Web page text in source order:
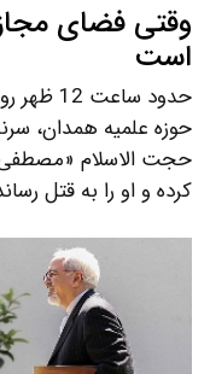
وقتی فضای
است
حدود
کرده و او را به قتل